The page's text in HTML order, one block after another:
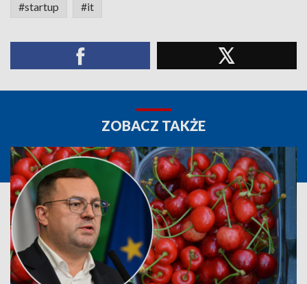
#startup #it
ZOBACZ TAKŻE